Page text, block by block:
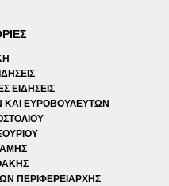
ΕΙΔΗΣΕΙΣ
ΕΥΡΟΒΟΥΛΕΥΤΩΝ
ΠΕΡΙΦΕΡΕΙΑΡΧΗΣ